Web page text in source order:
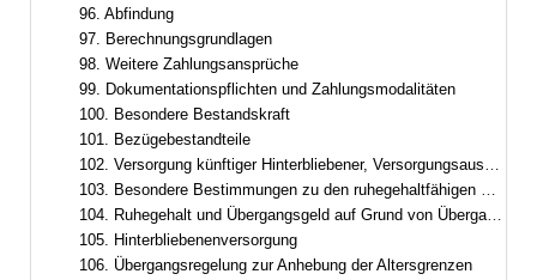
96. Abfindung
97. Berechnungsgrundlagen
98. Weitere Zahlungsansprüche
99. Dokumentationspflichten und Zahlungsmodalitäten
100. Besondere Bestandskraft
101. Bezügebestandteile
102. Versorgung künftiger Hinterbliebener, Versorgungsausgleich
103. Besondere Bestimmungen zu den ruhegehaltfähigen Bezügen, zur ruhegehaltfähigen Dienstzeit und zum Ruhegehalt
104. Ruhegehalt und Übergangsgeld auf Grund von Übergangsregelungen im Besoldungsrecht
105. Hinterbliebenenversorgung
106. Übergangsregelung zur Anhebung der Altersgrenzen